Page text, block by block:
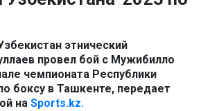
этнический
провел бой с Мужибилло
чемпионата Республики
боксу в Ташкенте, передает
на Sports.kz.